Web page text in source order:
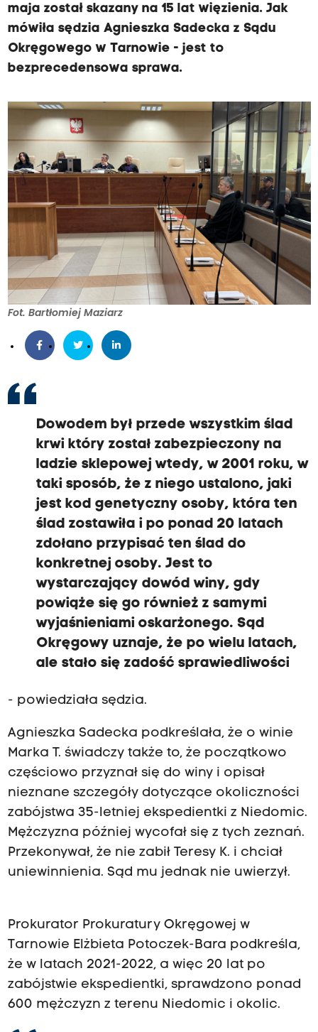
maja został skazany na 15 lat więzienia. Jak
mówiła sędzia Agnieszka Sadecka z Sądu
Okręgowego w Tarnowie - jest to
bezprecedensowa sprawa.
Fot. Bartłomiej Maziarz
Dowodem był przede wszystkim ślad
krwi który został zabezpieczony na
ladzie sklepowej wtedy, w 2001 roku, w
taki sposób, że z niego ustalono, jaki
jest kod genetyczny osoby, która ten
ślad zostawiła i po ponad 20 latach
zdołano przypisać ten ślad do
konkretnej osoby. Jest to
wystarczający dowód winy, gdy
powiąże się go również z samymi
wyjaśnieniami oskarżonego. Sąd
Okręgowy uznaje, że po wielu latach,
ale stało się zadość sprawiedliwości
- powiedziała sędzia.
Agnieszka Sadecka podkreślała, że o winie
Marka T. świadczy także to, że początkowo
częściowo przyznał się do winy i opisał
nieznane szczegóły dotyczące okoliczności
zabójstwa 35-letniej ekspedientki z Niedomic.
Mężczyzna później wycofał się z tych zeznań.
Przekonywał, że nie zabił Teresy K. i chciał
uniewinnienia. Sąd mu jednak nie uwierzył.
Prokurator Prokuratury Okręgowej w
Tarnowie Elżbieta Potoczek-Bara podkreśla,
że w latach 2021-2022, a więc 20 lat po
zabójstwie ekspedientki, sprawdzono ponad
600 mężczyzn z terenu Niedomic i okolic.